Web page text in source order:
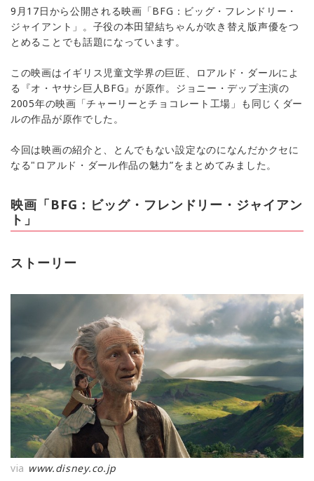
9月17日から公開される映画「BFG：ビッグ・フレンドリー・
ジャイアント」。子役の本田望結ちゃんが吹き替え版声優をつ
とめることでも話題になっています。
この映画はイギリス児童文学界の巨匠、ロアルド・ダールによ
る『オ・ヤサシ巨人BFG』が原作。ジョニー・デップ主演の
2005年の映画「チャーリーとチョコレート工場」も同じくダー
ルの作品が原作でした。
今回は映画の紹介と、とんでもない設定なのになんだかクセに
なる"ロアルド・ダール作品の魅力”をまとめてみました。
映画「BFG：ビッグ・フレンドリー・ジャイアン
ト」
ストーリー
via www.disney.co.jp